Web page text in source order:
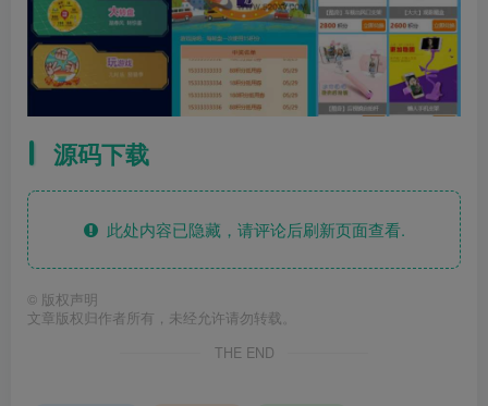
源码下载
此处内容已隐藏，请评论后刷新页面查看.
© 版权声明
文章版权归作者所有，未经允许请勿转载。
THE END